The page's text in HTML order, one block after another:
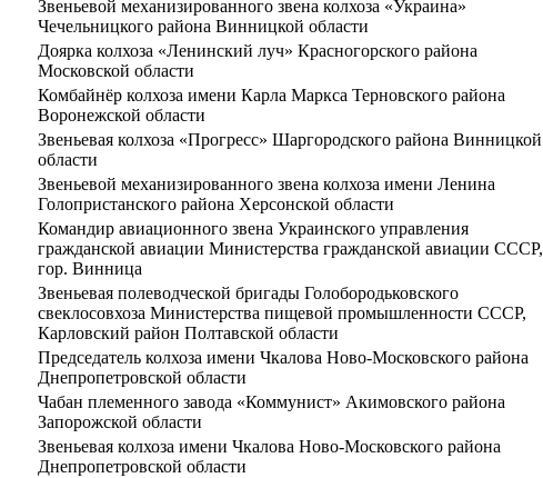
Звеньевой механизированного звена колхоза «Украина»
Чечельницкого района Винницкой области
Доярка колхоза «Ленинский луч» Красногорского района
Московской области
Комбайнёр колхоза имени Карла Маркса Терновского района
Воронежской области
Звеньевая колхоза «Прогресс» Шаргородского района Винницкой
области
Звеньевой механизированного звена колхоза имени Ленина
Голопристанского района Херсонской области
Командир авиационного звена Украинского управления
гражданской авиации Министерства гражданской авиации СССР,
гор. Винница
Звеньевая полеводческой бригады Голобородьковского
свеклосовхоза Министерства пищевой промышленности СССР,
Карловский район Полтавской области
Председатель колхоза имени Чкалова Ново-Московского района
Днепропетровской области
Чабан племенного завода «Коммунист» Акимовского района
Запорожской области
Звеньевая колхоза имени Чкалова Ново-Московского района
Днепропетровской области